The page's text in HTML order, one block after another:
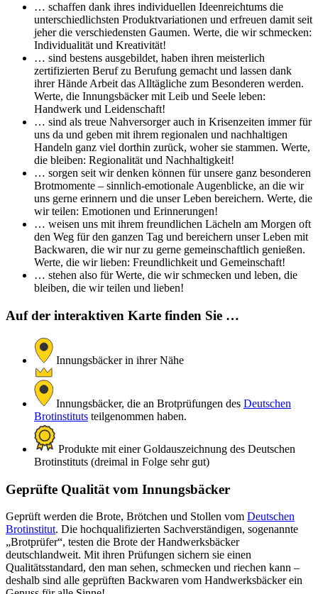
… schaffen dank ihres individuellen Ideenreichtums die
unterschiedlichsten Produktvariationen und erfreuen damit seit
jeher die verschiedensten Gaumen. Werte, die wir schmecken:
Individualität und Kreativität!
… sind bestens ausgebildet, haben ihren meisterlich
zertifizierten Beruf zu Berufung gemacht und lassen dank
ihrer Hände Arbeit das Alltägliche zum Besonderen werden.
Werte, die Innungsbäcker mit Leib und Seele leben:
Handwerk und Leidenschaft!
… sind als treue Nahversorger auch in Krisenzeiten immer für
uns da und geben mit ihrem regionalen und nachhaltigen
Handeln ganz viel dorthin zurück, woher sie stammen. Werte,
die bleiben: Regionalität und Nachhaltigkeit!
… sorgen seit wir denken können für unsere ganz besonderen
Brotmomente – sinnlich-emotionale Augenblicke, an die wir
uns gerne erinnern und die unser Leben bereichern. Werte, die
wir teilen: Emotionen und Erinnerungen!
… weisen uns mit ihrem freundlichen Lächeln am Morgen oft
den Weg für den ganzen Tag und bereichern unser Leben mit
Backwaren, die wir nur zu gerne gemeinschaftlich genießen.
Werte, die wir lieben: Freundlichkeit und Gemeinschaft!
… stehen also für Werte, die wir schmecken und leben, die
bleiben, die wir teilen und lieben!
Auf der interaktiven Karte finden Sie …
Innungsbäcker in ihrer Nähe
Innungsbäcker, die an Brotprüfungen des Deutschen
Brotinstituts teilgenommen haben.
Produkte mit einer Goldauszeichnung des Deutschen
Brotinstituts (dreimal in Folge sehr gut)
Geprüfte Qualität vom Innungsbäcker
Geprüft werden die Brote, Brötchen und Stollen vom Deutschen
Brotinstitut. Die hochqualifizierten Sachverständigen, sogenannte
„Brotprüfer“, testen die Brote der Handwerksbäcker
deutschlandweit. Mit ihren Prüfungen sichern sie einen
Qualitätsstandard, den man sehen, schmecken und riechen kann –
deshalb sind alle geprüften Backwaren vom Handwerksbäcker ein